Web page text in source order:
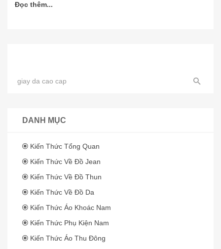
Đọc thêm...
DANH MỤC
Kiến Thức Tổng Quan
Kiến Thức Về Đồ Jean
Kiến Thức Về Đồ Thun
Kiến Thức Về Đồ Da
Kiến Thức Áo Khoác Nam
Kiến Thức Phụ Kiện Nam
Kiến Thức Áo Thu Đông